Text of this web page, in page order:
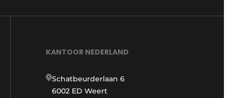
KANTOOR NEDERLAND
Schatbeurderlaan 6
6002 ED Weert